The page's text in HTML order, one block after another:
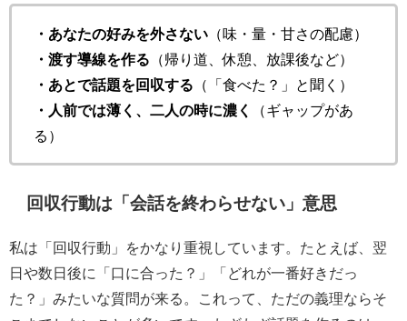
・あなたの好みを外さない （味・量・甘さの配慮）
・渡す導線を作る （帰り道、休憩、放課後など）
・あとで話題を回収する （「食べた？」と聞く）
・人前では薄く、二人の時に濃く
（ギャップがあ
る）
回収行動は「会話を終わらせない」意思
私は「回収行動」をかなり重視しています。たとえば、翌
日や数日後に「口に合った？」「どれが一番好きだっ
た？」みたいな質問が来る。これって、ただの義理ならそ